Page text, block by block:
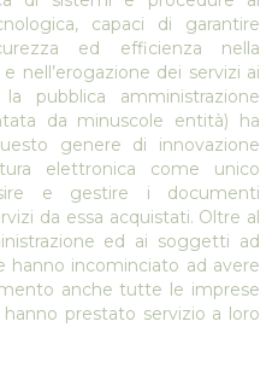
capaci di garantire
ed efficienza nella
nell’erogazione dei servizi ai
pubblica amministrazione
da minuscole entità) ha
genere di innovazione
elettronica come unico
e gestire i documenti
da essa acquistati. Oltre al
ed ai soggetti ad
hanno incominciato ad avere
anche tutte le imprese
prestato servizio a loro